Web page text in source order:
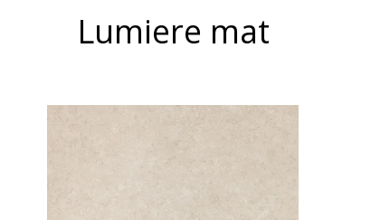
Lumiere mat